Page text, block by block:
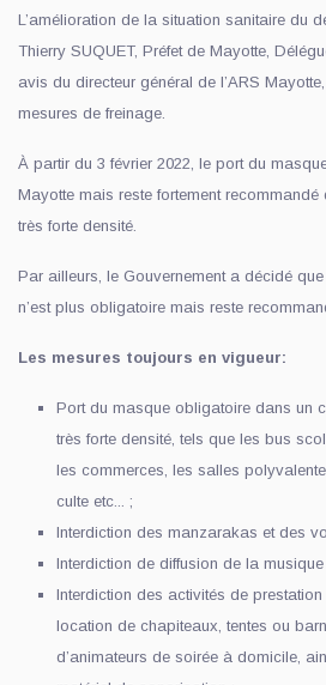
L’amélioration de la situation sanitaire du
Thierry SUQUET, Préfet de Mayotte,
avis du directeur général de l’ARS
mesures de freinage.
À partir du 3 février 2022, le port du
Mayotte mais reste fortement
très forte densité.
Par ailleurs, le Gouvernement a décidé
n’est plus obligatoire mais reste
Les mesures toujours en vigueur:
Port du masque obligatoire dans un
très forte densité, tels que les bus
les commerces, les salles
culte etc... ;
Interdiction des manzarakas et des
Interdiction de diffusion de la
Interdiction des activités de
location de chapiteaux, tentes ou
d’animateurs de soirée à domicile,